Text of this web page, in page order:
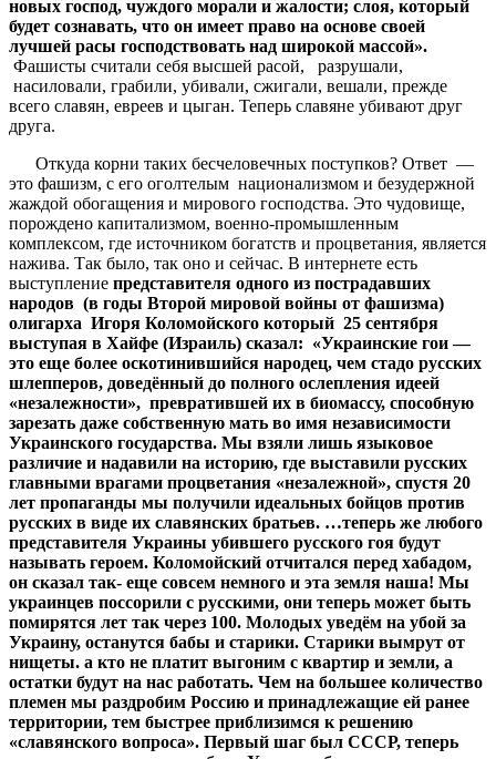
новых господ, чуждого морали и жалости; слоя, который
будет сознавать, что он имеет право на основе своей
лучшей расы господствовать над широкой массой».
Фашисты считали себя высшей расой, разрушали,
насиловали, грабили, убивали, сжигали, вешали, прежде
всего славян, евреев и цыган. Теперь славяне убивают друг
друга.
Откуда корни таких бесчеловечных поступков? Ответ —
это фашизм, с его оголтелым национализмом и безудержной
жаждой обогащения и мирового господства. Это чудовище,
порождено капитализмом, военно-промышленным
комплексом, где источником богатств и процветания, является
нажива. Так было, так оно и сейчас. В интернете есть
выступление представителя одного из пострадавших
народов (в годы Второй мировой войны от фашизма)
олигарха Игоря Коломойского который 25 сентября
выступая в Хайфе (Израиль) сказал: «Украинские гои —
это еще более оскотинившийся народец, чем стадо русских
шлепперов, доведённый до полного ослепления идеей
«незалежности», превратившей их в биомассу, способную
зарезать даже собственную мать во имя независимости
Украинского государства. Мы взяли лишь языковое
различие и надавили на историю, где выставили русских
главными врагами процветания «незалежной», спустя 20
лет пропаганды мы получили идеальных бойцов против
русских в виде их славянских братьев. …теперь же любого
представителя Украины убившего русского гоя будут
называть героем. Коломойский отчитался перед хабадом,
он сказал так- еще совсем немного и эта земля наша! Мы
украинцев поссорили с русскими, они теперь может быть
помирятся лет так через 100. Молодых уведём на убой за
Украину, останутся бабы и старики. Старики вымрут от
нищеты. а кто не платит выгоним с квартир и земли, а
остатки будут на нас работать. Чем на большее количество
племен мы раздробим Россию и принадлежащие ей ранее
территории, тем быстрее приблизимся к решению
«славянского вопроса». Первый шаг был СССР, теперь